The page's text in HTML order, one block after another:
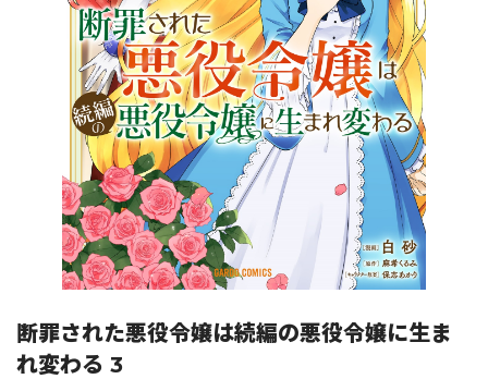
オーバーラップノベルスf
ロサージュノベルス
コミックガルド
断罪された悪役令嬢は続編の悪役令嬢に生ま
れ変わる 3